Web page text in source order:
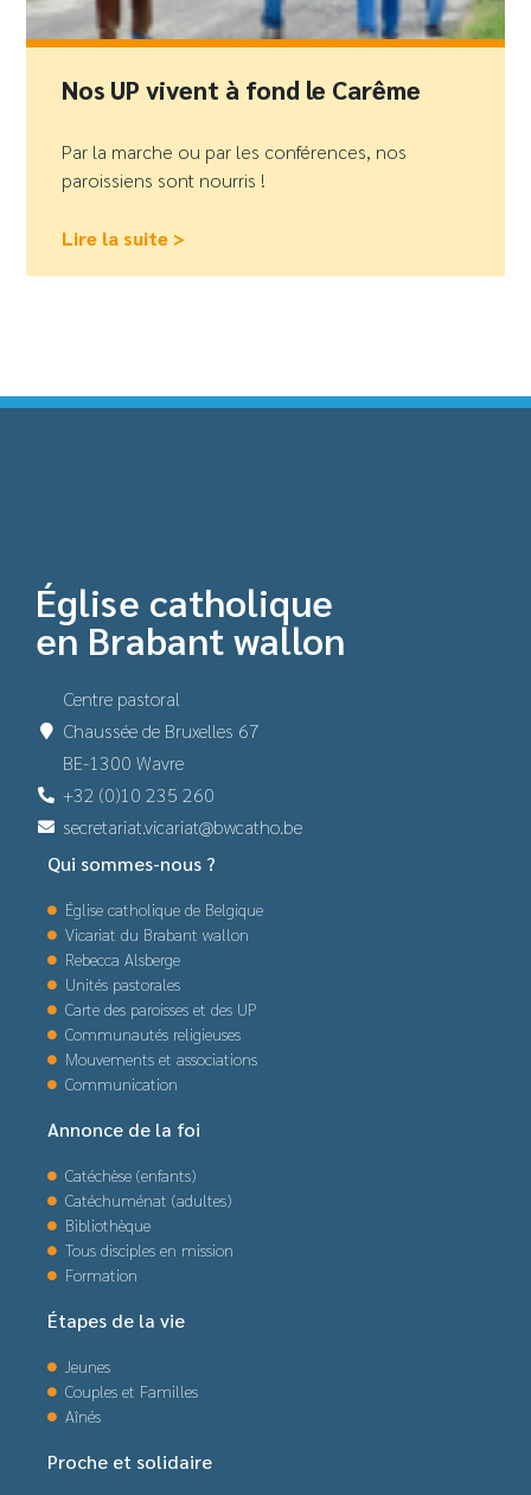
Nos UP vivent à fond le Carême
Par la marche ou par les conférences, nos
paroissiens sont nourris !
Lire la suite >
Église catholique
en Brabant wallon
Centre pastoral
Chaussée de Bruxelles 67
BE-1300 Wavre
+32 (0)10 235 260
secretariat.vicariat@bwcatho.be
Qui sommes-nous ?
Église catholique de Belgique
Vicariat du Brabant wallon
Rebecca Alsberge
Unités pastorales
Carte des paroisses et des UP
Communautés religieuses
Mouvements et associations
Communication
Annonce de la foi
Catéchèse (enfants)
Catéchuménat (adultes)
Bibliothèque
Tous disciples en mission
Formation
Étapes de la vie
Jeunes
Couples et Familles
Aînés
Proche et solidaire